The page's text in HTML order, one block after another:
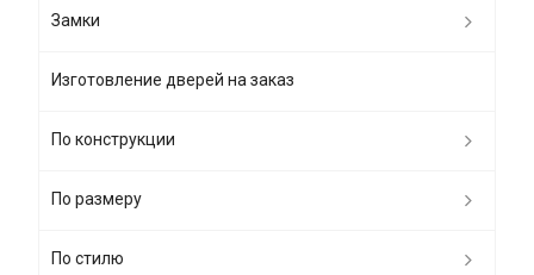
Замки
Изготовление дверей на заказ
По конструкции
По размеру
По стилю